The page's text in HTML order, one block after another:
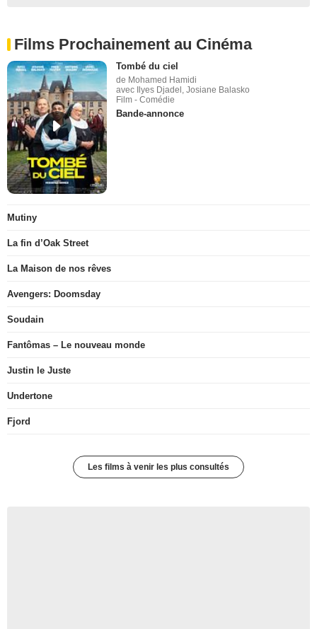
Films Prochainement au Cinéma
Tombé du ciel
de Mohamed Hamidi
avec Ilyes Djadel, Josiane Balasko
Film - Comédie
Bande-annonce
Mutiny
La fin d’Oak Street
La Maison de nos rêves
Avengers: Doomsday
Soudain
Fantômas – Le nouveau monde
Justin le Juste
Undertone
Fjord
Les films à venir les plus consultés